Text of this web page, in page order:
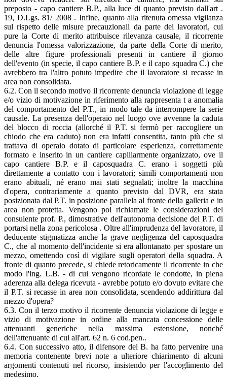
preposto - capo cantiere B.P., alla luce di quanto previsto dall'art .
19, D.Lgs. 81/ 2008 . Infine, quanto alla ritenuta omessa vigilanza
sul rispetto delle misure precauzionali da parte dei lavoratori, cui
pure la Corte di merito attribuisce rilevanza causale, il ricorrente
denuncia l'omessa valorizzazione, da parte della Corte di merito,
delle altre figure professionali presenti in cantiere il giorno
dell'evento (in specie, il capo cantiere B.P. e il capo squadra C.) che
avrebbero tra l'altro potuto impedire che il lavoratore si recasse in
area non consolidata.
6.2. Con il secondo motivo il ricorrente denuncia violazione di legge
e/o vizio di motivazione in riferimento alla rappresenta t a anomalia
del comportamento del P.T., in modo tale da interrompere la serie
causale. La presenza dell'operaio nel luogo ove avvenne la caduta
del blocco di roccia (allorché il P.T. si fermò per raccogliere un
chiodo che era caduto) non era infatti consentita, tanto più che si
trattava di operaio dotato di particolare esperienza, correttamente
formato e inserito in un cantiere capillarmente organizzato, ove il
capo cantiere B.P. e il caposquadra C. erano i soggetti più
direttamente a contatto con i lavoratori; simili comportamenti non
erano abituali, né erano mai stati segnalati; inoltre la macchina
d'opera, contrariamente a quanto previsto dal DVR, era stata
posizionata dal P.T. in posizione parallela al fronte della galleria e in
area non protetta. Vengono poi richiamate le considerazioni del
consulente prof. P., dimostrative dell'autonoma decisione del P.T. di
portarsi nella zona pericolosa . Oltre all'imprudenza del lavoratore, il
deducente stigmatizza anche la grave negligenza del caposquadra
C., che al momento dell'incidente si era allontanato per spostare un
mezzo, omettendo così di vigilare sugli operatori della squadra. A
fronte di quanto precede, si chiede retoricamente il ricorrente in che
modo l'ing. L.B. - di cui vengono ricordate le condotte, in piena
aderenza alla delega ricevuta - avrebbe potuto e/o dovuto evitare che
il P.T. si recasse in area non consolidata, scendendo addirittura dal
mezzo d'opera?
6.3. Con il terzo motivo il ricorrente denuncia violazione di legge e
vizio di motivazione in ordine alla mancata concessione delle
attenuanti generiche nella massima estensione, nonché
dell'attenuante di cui all'art. 62 n. 6 cod.pen..
6.4. Con successivo atto, il difensore del B. ha fatto pervenire una
memoria contenente brevi note a ulteriore chiarimento di alcuni
argomenti contenuti nel ricorso, insistendo per l'accoglimento del
medesimo.